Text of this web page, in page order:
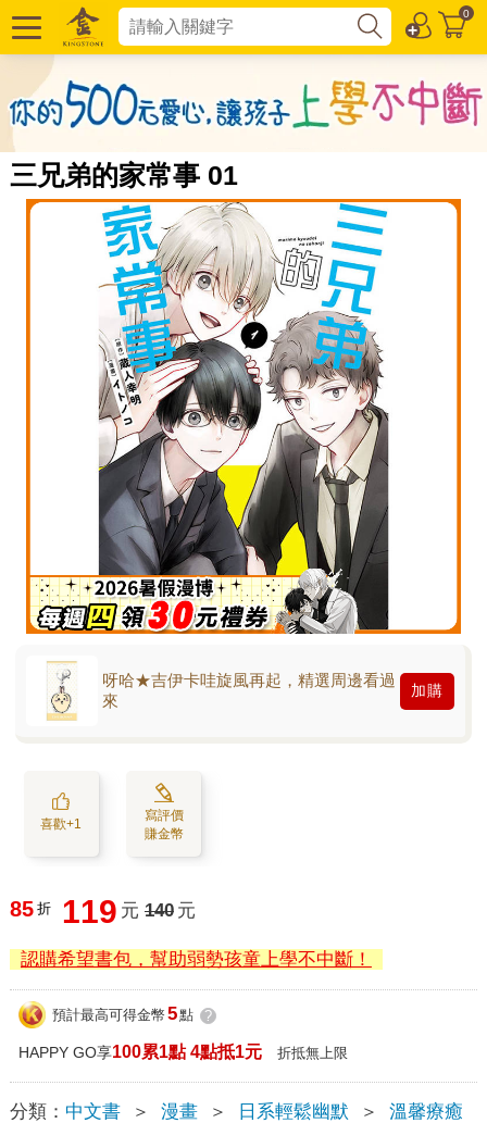
0
三兄弟的家常事 01
呀哈★吉伊卡哇旋風再起，精選周邊看過
來
加購
喜歡+1
寫評價
賺金幣
85 折 119 元 140 元
認購希望書包，幫助弱勢孩童上學不中斷！
預計最高可得金幣 5點 ?
HAPPY GO享100累1點 4點抵1元 折抵無上限
分類： 中文書 ＞ 漫畫 ＞ 日系輕鬆幽默 ＞ 溫馨療癒